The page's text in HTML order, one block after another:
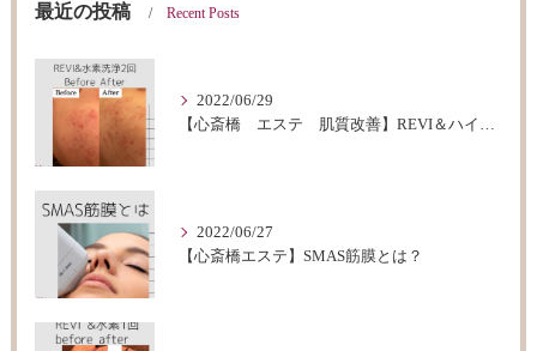
最近の投稿 Recent Posts
2022/06/29
【心斎橋 エステ 肌質改善】REVI＆ハイドロフェイシャルBeforeAfter
2022/06/27
【心斎橋エステ】SMAS筋膜とは？